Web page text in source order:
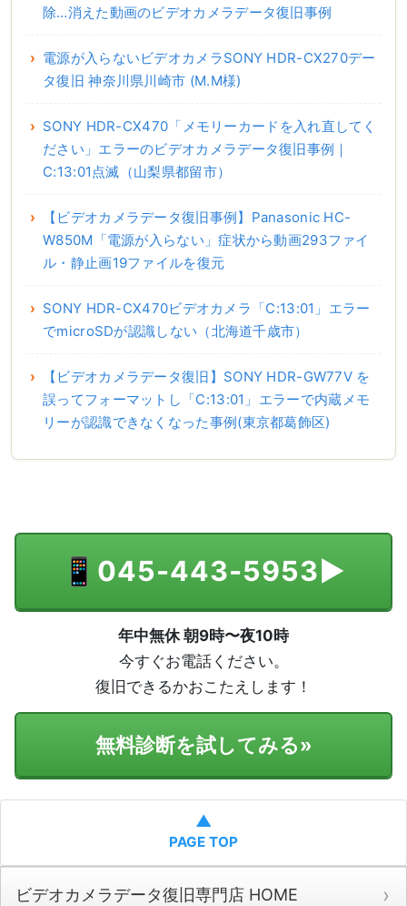
除…消えた動画のビデオカメラデータ復旧事例
電源が入らないビデオカメラSONY HDR-CX270デー
タ復旧 神奈川県川崎市 (M.M様)
SONY HDR-CX470「メモリーカードを入れ直してく
ださい」エラーのビデオカメラデータ復旧事例｜
C:13:01点滅（山梨県都留市）
【ビデオカメラデータ復旧事例】Panasonic HC-
W850M「電源が入らない」症状から動画293ファイ
ル・静止画19ファイルを復元
SONY HDR-CX470ビデオカメラ「C:13:01」エラー
でmicroSDが認識しない（北海道千歳市）
【ビデオカメラデータ復旧】SONY HDR-GW77V を
誤ってフォーマットし「C:13:01」エラーで内蔵メモ
リーが認識できなくなった事例(東京都葛飾区)
📱 045-443-5953▶
年中無休 朝9時〜夜10時
今すぐお電話ください。
復旧できるかおこたえします！
無料診断を試してみる»
▲
PAGE TOP
ビデオカメラデータ復旧専門店 HOME